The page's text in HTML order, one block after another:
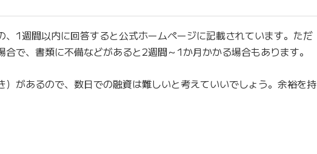
、1週間以内に回答すると公式ホームページに記載されています。ただ
で、書類に不備などがあると2週間～1か月かかる場合もあります。
）があるので、数日での融資は難しいと考えていいでしょう。余裕を持